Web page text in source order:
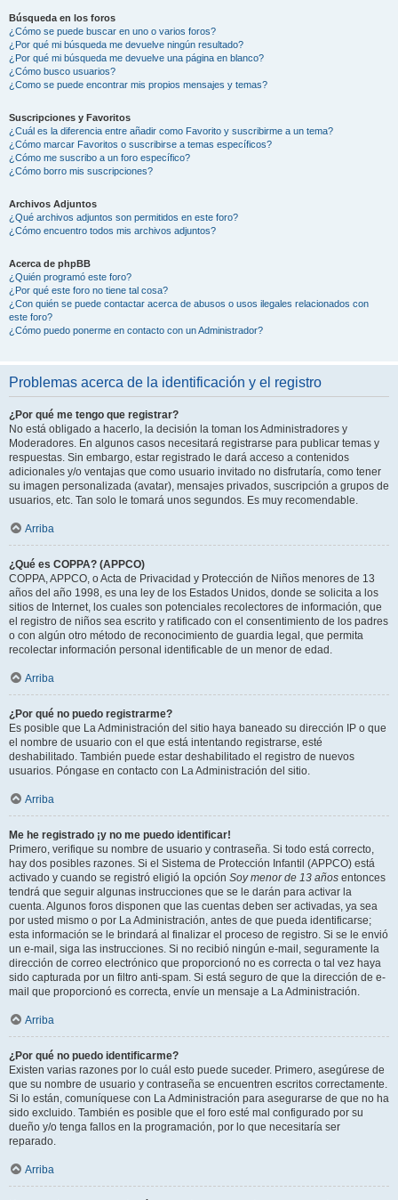
Búsqueda en los foros
¿Cómo se puede buscar en uno o varios foros?
¿Por qué mi búsqueda me devuelve ningún resultado?
¿Por qué mi búsqueda me devuelve una página en blanco?
¿Cómo busco usuarios?
¿Como se puede encontrar mis propios mensajes y temas?
Suscripciones y Favoritos
¿Cuál es la diferencia entre añadir como Favorito y suscribirme a un tema?
¿Cómo marcar Favoritos o suscribirse a temas específicos?
¿Cómo me suscribo a un foro específico?
¿Cómo borro mis suscripciones?
Archivos Adjuntos
¿Qué archivos adjuntos son permitidos en este foro?
¿Cómo encuentro todos mis archivos adjuntos?
Acerca de phpBB
¿Quién programó este foro?
¿Por qué este foro no tiene tal cosa?
¿Con quién se puede contactar acerca de abusos o usos ilegales relacionados con
este foro?
¿Cómo puedo ponerme en contacto con un Administrador?
Problemas acerca de la identificación y el registro
¿Por qué me tengo que registrar?
No está obligado a hacerlo, la decisión la toman los Administradores y
Moderadores. En algunos casos necesitará registrarse para publicar temas y
respuestas. Sin embargo, estar registrado le dará acceso a contenidos
adicionales y/o ventajas que como usuario invitado no disfrutaría, como tener
su imagen personalizada (avatar), mensajes privados, suscripción a grupos de
usuarios, etc. Tan solo le tomará unos segundos. Es muy recomendable.
Arriba
¿Qué es COPPA? (APPCO)
COPPA, APPCO, o Acta de Privacidad y Protección de Niños menores de 13
años del año 1998, es una ley de los Estados Unidos, donde se solicita a los
sitios de Internet, los cuales son potenciales recolectores de información, que
el registro de niños sea escrito y ratificado con el consentimiento de los padres
o con algún otro método de reconocimiento de guardia legal, que permita
recolectar información personal identificable de un menor de edad.
Arriba
¿Por qué no puedo registrarme?
Es posible que La Administración del sitio haya baneado su dirección IP o que
el nombre de usuario con el que está intentando registrarse, esté
deshabilitado. También puede estar deshabilitado el registro de nuevos
usuarios. Póngase en contacto con La Administración del sitio.
Arriba
Me he registrado ¡y no me puedo identificar!
Primero, verifique su nombre de usuario y contraseña. Si todo está correcto,
hay dos posibles razones. Si el Sistema de Protección Infantil (APPCO) está
activado y cuando se registró eligió la opción Soy menor de 13 años entonces
tendrá que seguir algunas instrucciones que se le darán para activar la
cuenta. Algunos foros disponen que las cuentas deben ser activadas, ya sea
por usted mismo o por La Administración, antes de que pueda identificarse;
esta información se le brindará al finalizar el proceso de registro. Si se le envió
un e-mail, siga las instrucciones. Si no recibió ningún e-mail, seguramente la
dirección de correo electrónico que proporcionó no es correcta o tal vez haya
sido capturada por un filtro anti-spam. Si está seguro de que la dirección de e-
mail que proporcionó es correcta, envíe un mensaje a La Administración.
Arriba
¿Por qué no puedo identificarme?
Existen varias razones por lo cuál esto puede suceder. Primero, asegúrese de
que su nombre de usuario y contraseña se encuentren escritos correctamente.
Si lo están, comuníquese con La Administración para asegurarse de que no ha
sido excluido. También es posible que el foro esté mal configurado por su
dueño y/o tenga fallos en la programación, por lo que necesitaría ser
reparado.
Arriba